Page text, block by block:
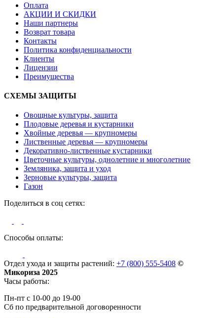
Оплата
АКЦИИ И СКИДКИ
Наши партнеры
Возврат товара
Контакты
Политика конфиденциальности
Клиенты
Лицензии
Преимущества
СХЕМЫ ЗАЩИТЫ
Овощные культуры, защита
Плодовые деревья и кустарники
Хвойные деревья — крупномеры
Лиственные деревья — крупномеры
Декоративно-лиственные кустарники
Цветочные культуры, однолетние и многолетние
Земляника, защита и уход
Зерновые культуры, защита
Газон
Поделиться в соц сетях:
Способы оплаты:
Отдел ухода и защиты растений: +7 (800) 555-5408 ©
Микориза 2025
Часы работы:
Пн-пт с 10-00 до 19-00
Сб по предварительной договоренности